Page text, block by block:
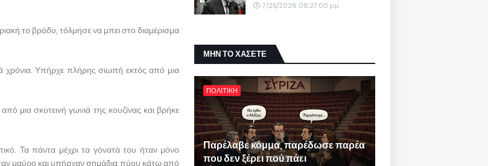
το βράδυ, τόλμησε να μπει στο διαμέρισμα
χρόνια. Υπήρχε πλήρης σιωπή εκτός από μια
μια σκοτεινή γωνιά της κουζίνας και βρήκε
Τα πάντα μέχρι τα γόνατά του ήταν μόνο
μαύρο και υπήρχαν σημάδια πύου κάτω από
7/25/2026 06:27:00 μ.μ.
ΜΗΝ ΤΟ ΧΑΣΕΤΕ
ΠΟΛΙΤΙΚΗ
Παρέλαβε κόμμα, παρέδωσε παρέα
που δεν ξέρει πού πάει